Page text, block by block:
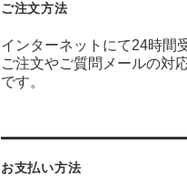
ご注文方法
インターネットにて24時間
ご注文やご質問メールの対
です。
お支払い方法